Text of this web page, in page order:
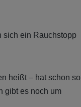
sich ein Rauchstopp
heißt – hat schon so
gibt es noch um